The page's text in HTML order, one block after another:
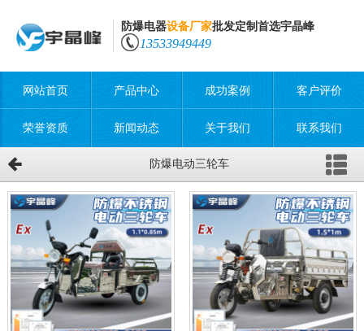
防爆电器设备厂家批发定制首选宇晶峰
13533949449
网站首页 产品中心 成功案例 客户评价
荣誉资质 新闻动态 关于我们 联系我们
防爆电动三轮车